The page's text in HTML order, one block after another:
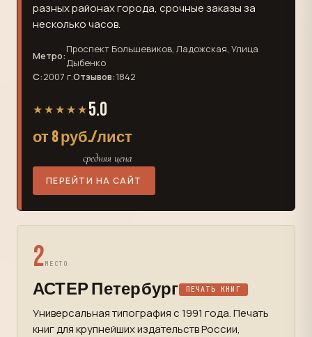
разных районах города, срочные заказы за
несколько часов.
Метро:
Проспект Большевиков, Ладожская, Улица
Дыбенко
С:2007 г.Отзывов:1842
★★★★★ 5.0
от 8 руб./лист
средняя цена
ПЕРЕЙТИ НА САЙТ
2МЕСТО
АСТЕР Петербург ПЕЧАТЬ КНИГ
Универсальная типография с 1991 года. Печать
книг для крупнейших издательств России,